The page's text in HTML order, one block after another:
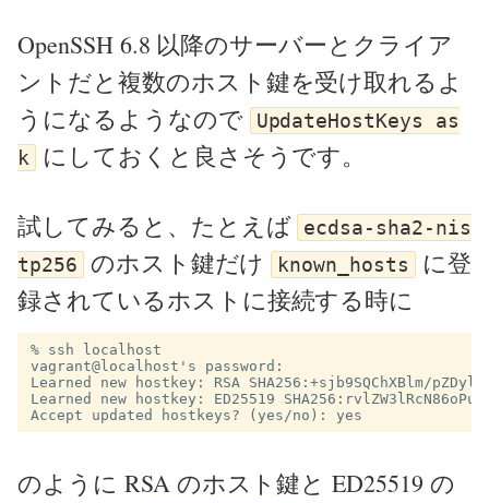
OpenSSH 6.8 以降のサーバーとクライア
ントだと複数のホスト鍵を受け取れるよ
うになるようなので
UpdateHostKeys as
k にしておくと良さそうです。
試してみると、たとえば ecdsa-sha2-nis
tp256 のホスト鍵だけ known_hosts に登
録されているホストに接続する時に
% ssh localhost
vagrant@localhost's password:
Learned new hostkey: RSA SHA256:+sjb9SQChXBlm/
Learned new hostkey: ED25519
のように RSA のホスト鍵と ED25519 の